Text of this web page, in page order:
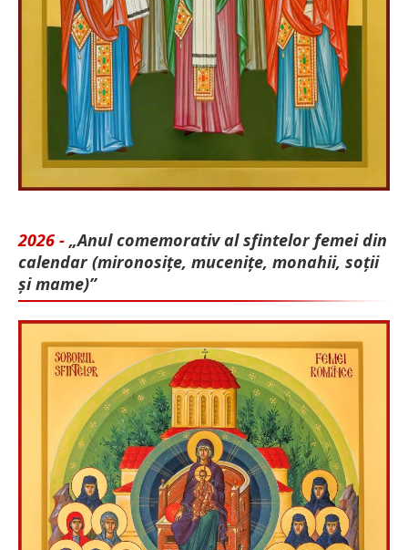
2026 - „Anul comemorativ al sfintelor femei din
calendar (mironosițe, mu­cenițe, monahii, soții
și mame)”